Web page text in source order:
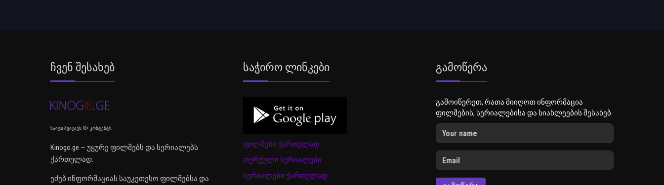
Ჩვენ Შესახებ
საიტი შეიცავს 18+ კონტენტს
Kinogo.ge — უყურე ფილმებს და სერიალებს
ქართულად.
ეძებ ინფორმაციას საუკეთესო ფილმებსა და
Საჭირო Ლინკები
ფილმები ქართულად
თურქული სერიალები
სერიალები ქართულად
Გამოწერა
გამოიწერეთ, რათა მიიღოთ ინფორმაცია
ფილმების, სერიალებისა და სიახლეების შესახებ.